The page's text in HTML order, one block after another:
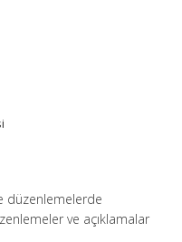
düzenlemelerde
ve açıklamalar